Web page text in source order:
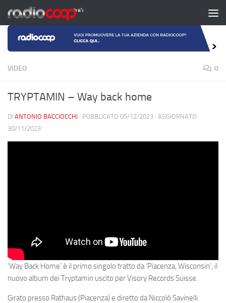
Salta al contenuto
VIDEO 0
TRYPTAMIN – Way back home
DI ANTONIO BACCIOCCHI · PUBBLICATO 05/12/2023 · AGGIORNATO
30/11/2023
‘Way Back Home’ è il primo singolo tratto da ‘Piacenza, Wisconsin’, il
nuovo album dei Tryptamin uscito per Visory Records Suisse.
Girato presso Rathaus (Piacenza) e diretto da Niccolò Savinelli.